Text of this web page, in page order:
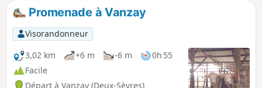
Promenade à Vanzay
Visorandonneur
3,02 km
+6 m -6 m
0h 55
Facile
Départ à Vanzay (Deux-Sèvres)